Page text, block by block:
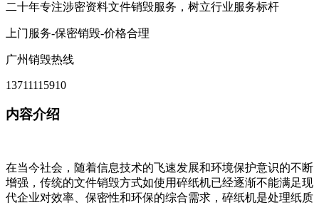
二十年专注涉密资料文件销毁服务，树立行业服务标杆
上门服务-保密销毁-价格合理
广州销毁热线
13711115910
内容介绍
在当今社会，随着信息技术的飞速发展和环境保护意识的不断
增强，传统的文件销毁方式如使用碎纸机已经逐渐不能满足现
代企业对效率、保密性和环保的综合需求，碎纸机是处理纸质